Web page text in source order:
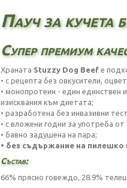
Пауч за кучета
Супер премиум
Храната Stuzzy Dog Beefе
• с рецепта без овкусители,
• монопротеин - един единствен
изисквания към диетата;
• разработена без инвазивни
• с вложени годни за употреба
• бавно задушена на пара;
• без съдържание на пилешко
Състав:
66% прясно говеждо, 28.9%